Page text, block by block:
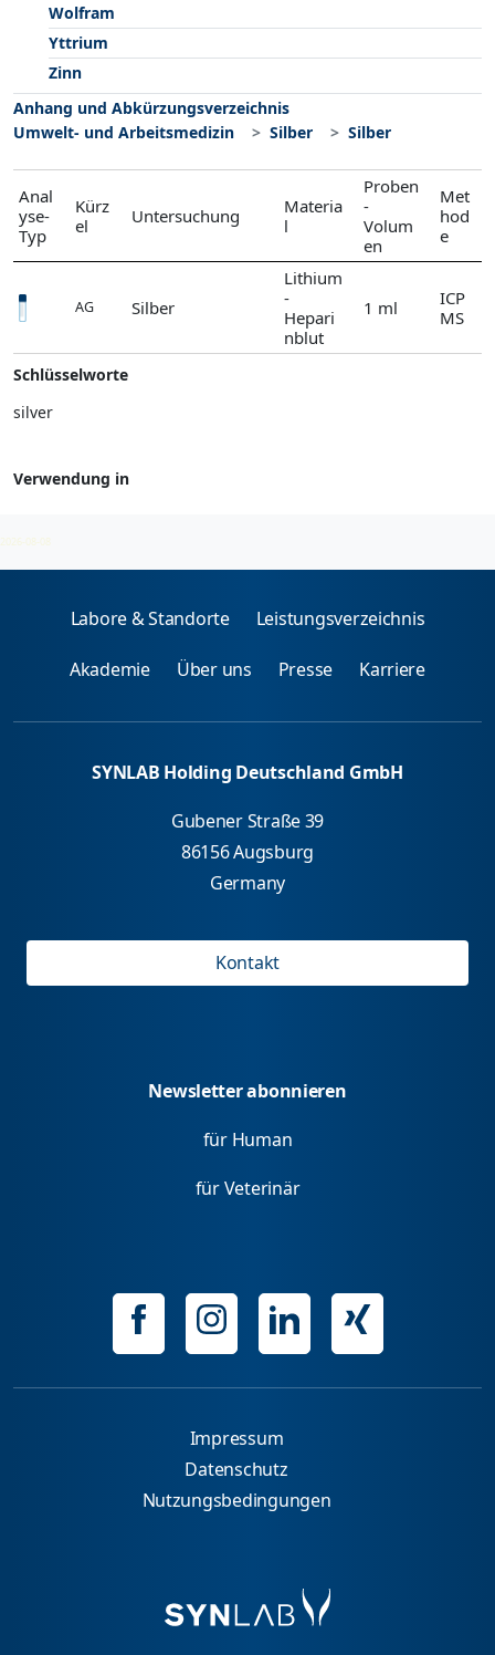
Wolfram
Yttrium
Zinn
Anhang und Abkürzungsverzeichnis
Umwelt- und Arbeitsmedizin
Silber Silber
Anal
yse-
Typ
Kürz
el
Untersuchung
Materia
l
Proben
-
Volum
en
Met
hod
e
AG Silber
Lithium
-
Hepari
nblut
1 ml
ICP
MS
Schlüsselworte
silver
Verwendung in
2026-08-08
Labore & Standorte Leistungsverzeichnis
Akademie Über uns Presse Karriere
SYNLAB Holding Deutschland GmbH
Gubener Straße 39
86156 Augsburg
Germany
Kontakt
Newsletter abonnieren
für Human
für Veterinär
Impressum
Datenschutz
Nutzungsbedingungen